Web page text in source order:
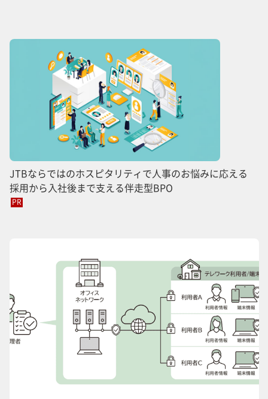
JTBならではのホスピタリティで人事のお悩みに応える
採用から入社後まで支える伴走型BPO
PR